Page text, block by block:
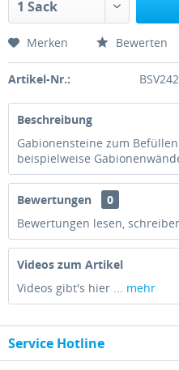
Merken Bewerten
Artikel-Nr.:
Beschreibung
Gabionensteine zum
beispielweise
Bewertungen
0
Bewertungen lesen,
Videos zum Artikel
Videos gibt's hier ... mehr
Service Hotline